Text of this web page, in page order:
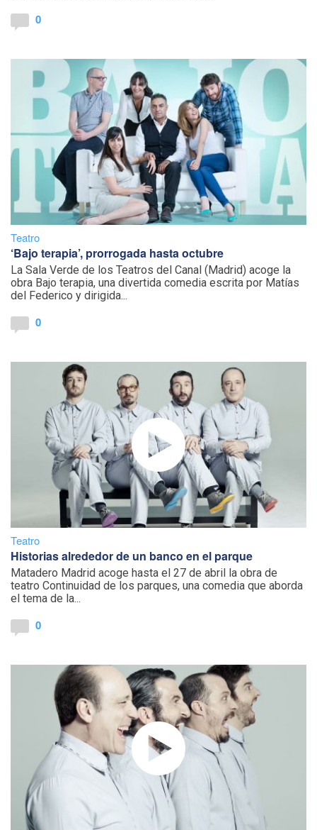
0
Teatro
‘Bajo terapia’, prorrogada hasta octubre
La Sala Verde de los Teatros del Canal (Madrid) acoge la
obra Bajo terapia, una divertida comedia escrita por Matías
del Federico y dirigida...
0
Teatro
Historias alrededor de un banco en el parque
Matadero Madrid acoge hasta el 27 de abril la obra de
teatro Continuidad de los parques, una comedia que aborda
el tema de la...
0